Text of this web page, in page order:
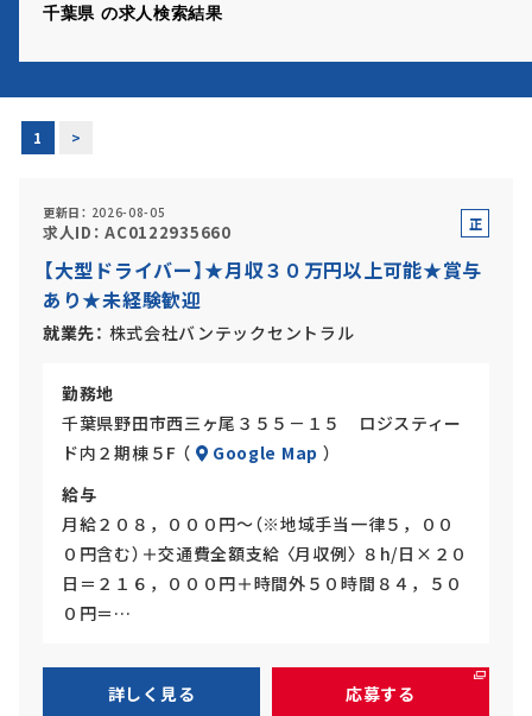
正社員(中途)採用
アルバイト・
千葉県 の求人検索結果
1 >
更新日 2026-08-05
求人ID AC0122935660
正
員
【大型ドライバー】★月収３０万円以上可能★賞与
あり★未経験歓迎
就業先 株式会社バンテックセントラル
勤務地
千葉県野田市西三ヶ尾３５５－１５ ロジスティー
ド内２期棟５F （
Google Map ）
給与
月給２０８，０００円～（※地域手当一律５，００
０円含む）＋交通費全額支給 〈月収例〉 ８h/日×２０
日＝２１６，０００円＋時間外５０時間８４，５０
０円＝…
詳しく見る 応募する